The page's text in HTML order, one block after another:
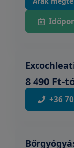
8 490 Ft-
+36